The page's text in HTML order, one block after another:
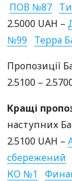
ПОВ №87
2.5000 UAH –
№99
Терра
Пропозиції
2.5100 –
Кращі
наступних
2.5100 UAH –
сбережений
КО №1